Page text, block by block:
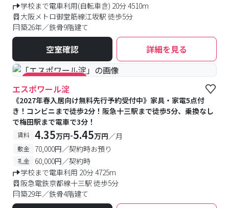
学校まで電車利用(自転車含) 20分 4510m
大阪メトロ御堂筋線江坂駅 徒歩5分
築26年／鉄骨9階建て
空室確認 詳細を見る
#キャンペーン実施中
エスポワール淀
《2027年春入居向け無料先行予約受付中》家具・家電5点付
き！コンビニまで徒歩2分！阪急十三駅まで徒歩5分、乗換なし
で梅田駅まで電車で3分！
賃料 4.35万円-5.45万円／月
敷金 70,000円／契約時お預り
礼金
60,000円／契約時
学校まで電車利用 20分 4725m
阪急電鉄京都線十三駅 徒歩5分
築29年／鉄骨4階建て